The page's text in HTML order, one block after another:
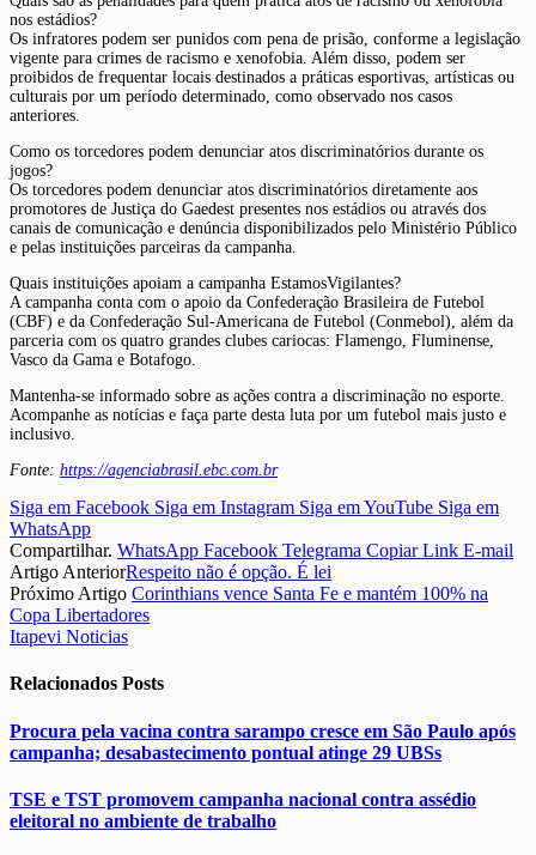
nos estádios?
Os infratores podem ser punidos com pena de prisão, conforme a legislação
vigente para crimes de racismo e xenofobia. Além disso, podem ser
proibidos de frequentar locais destinados a práticas esportivas, artísticas ou
culturais por um período determinado, como observado nos casos
anteriores.
Como os torcedores podem denunciar atos discriminatórios durante os
jogos?
Os torcedores podem denunciar atos discriminatórios diretamente aos
promotores de Justiça do Gaedest presentes nos estádios ou através dos
canais de comunicação e denúncia disponibilizados pelo Ministério Público
e pelas instituições parceiras da campanha.
Quais instituições apoiam a campanha EstamosVigilantes?
A campanha conta com o apoio da Confederação Brasileira de Futebol
(CBF) e da Confederação Sul-Americana de Futebol (Conmebol), além da
parceria com os quatro grandes clubes cariocas: Flamengo, Fluminense,
Vasco da Gama e Botafogo.
Mantenha-se informado sobre as ações contra a discriminação no esporte.
Acompanhe as notícias e faça parte desta luta por um futebol mais justo e
inclusivo.
Fonte: https://agenciabrasil.ebc.com.br
Siga em Facebook Siga em Instagram Siga em YouTube Siga em
WhatsApp
Compartilhar. WhatsApp Facebook Telegrama Copiar Link E-mail
Artigo AnteriorRespeito não é opção. É lei
Próximo Artigo Corinthians vence Santa Fe e mantém 100% na
Copa Libertadores
Itapevi Noticias
Relacionados Posts
Procura pela vacina contra sarampo cresce em São Paulo após
campanha; desabastecimento pontual atinge 29 UBSs
TSE e TST promovem campanha nacional contra assédio
eleitoral no ambiente de trabalho